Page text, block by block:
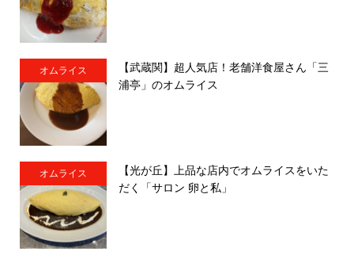
オムライス
【武蔵関】超人気店！老舗洋食屋さん「三
浦亭」のオムライス
オムライス
【光が丘】上品な店内でオムライスをいた
だく「サロン 卵と私」